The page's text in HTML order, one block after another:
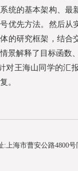
统的基本架构、最
优先方法。然后从
的研究框架，结合
景解释了目标函数
对王海山同学的汇
。
:上海市曹安公路4800